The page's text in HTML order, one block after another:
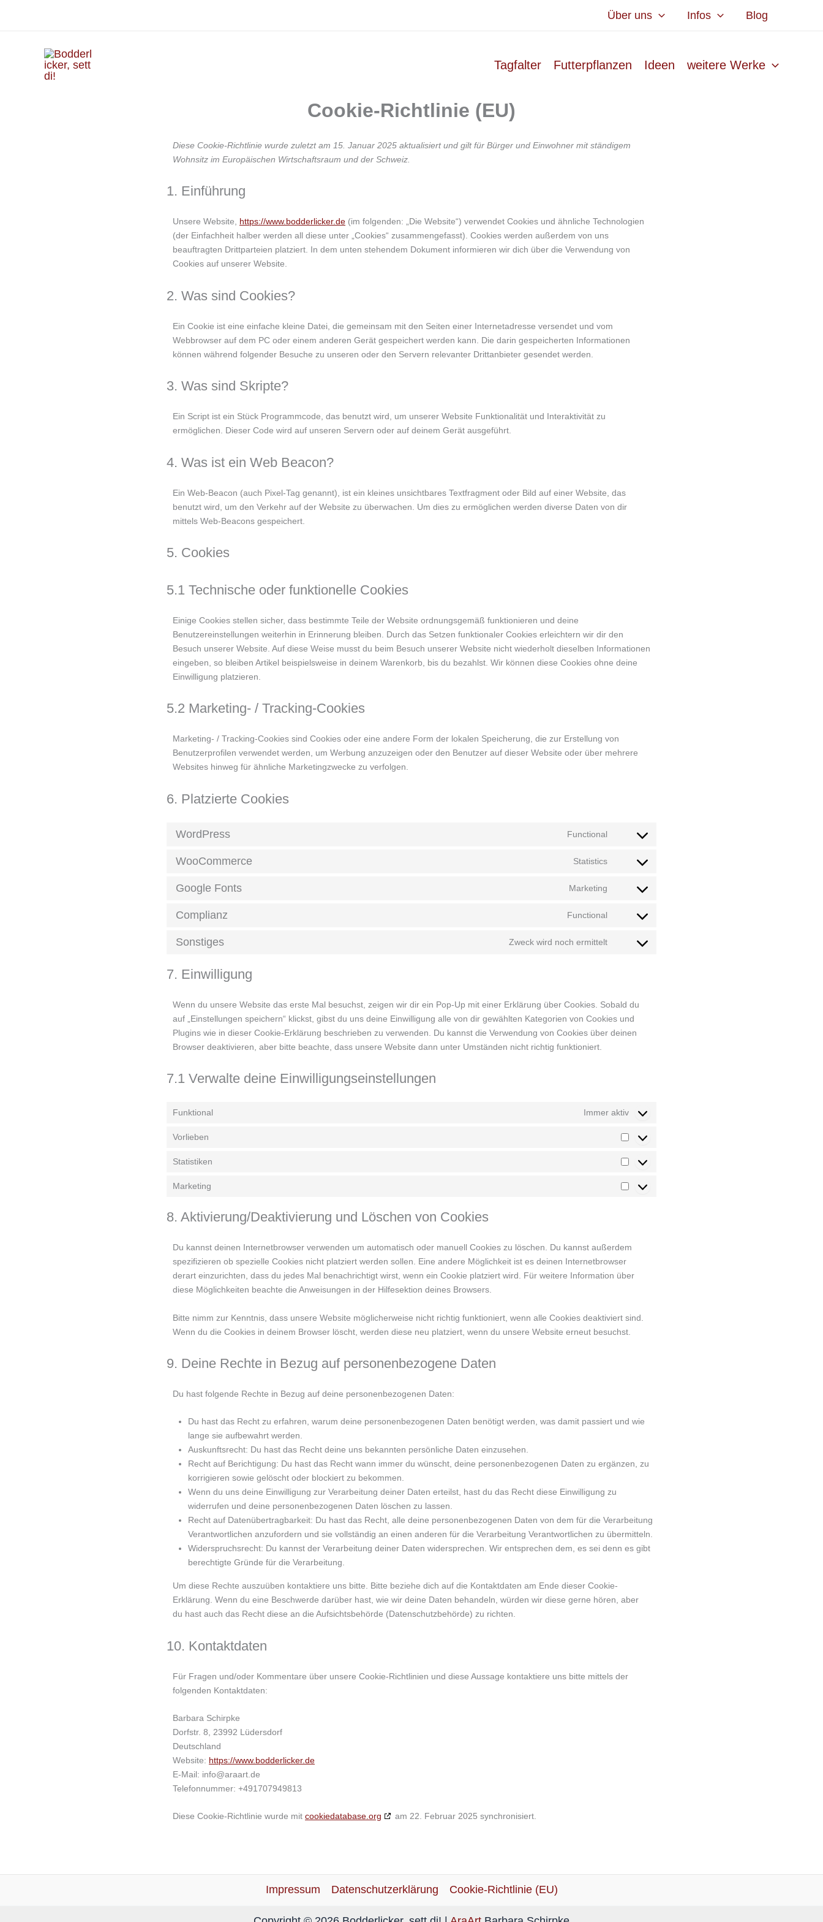
Über uns Infos Blog
Tagfalter Futterpflanzen Ideen weitere Werke
Cookie-Richtlinie (EU)
Diese Cookie-Richtlinie wurde zuletzt am 15. Januar 2025 aktualisiert und gilt für Bürger und Einwohner mit ständigem
Wohnsitz im Europäischen Wirtschaftsraum und der Schweiz.
1. Einführung
Unsere Website, https://www.bodderlicker.de (im folgenden: „Die Website“) verwendet Cookies und ähnliche Technologien
(der Einfachheit halber werden all diese unter „Cookies“ zusammengefasst). Cookies werden außerdem von uns
beauftragten Drittparteien platziert. In dem unten stehendem Dokument informieren wir dich über die Verwendung von
Cookies auf unserer Website.
2. Was sind Cookies?
Ein Cookie ist eine einfache kleine Datei, die gemeinsam mit den Seiten einer Internetadresse versendet und vom
Webbrowser auf dem PC oder einem anderen Gerät gespeichert werden kann. Die darin gespeicherten Informationen
können während folgender Besuche zu unseren oder den Servern relevanter Drittanbieter gesendet werden.
3. Was sind Skripte?
Ein Script ist ein Stück Programmcode, das benutzt wird, um unserer Website Funktionalität und Interaktivität zu
ermöglichen. Dieser Code wird auf unseren Servern oder auf deinem Gerät ausgeführt.
4. Was ist ein Web Beacon?
Ein Web-Beacon (auch Pixel-Tag genannt), ist ein kleines unsichtbares Textfragment oder Bild auf einer Website, das
benutzt wird, um den Verkehr auf der Website zu überwachen. Um dies zu ermöglichen werden diverse Daten von dir
mittels Web-Beacons gespeichert.
5. Cookies
5.1 Technische oder funktionelle Cookies
Einige Cookies stellen sicher, dass bestimmte Teile der Website ordnungsgemäß funktionieren und deine
Benutzereinstellungen weiterhin in Erinnerung bleiben. Durch das Setzen funktionaler Cookies erleichtern wir dir den
Besuch unserer Website. Auf diese Weise musst du beim Besuch unserer Website nicht wiederholt dieselben Informationen
eingeben, so bleiben Artikel beispielsweise in deinem Warenkorb, bis du bezahlst. Wir können diese Cookies ohne deine
Einwilligung platzieren.
5.2 Marketing- / Tracking-Cookies
Marketing- / Tracking-Cookies sind Cookies oder eine andere Form der lokalen Speicherung, die zur Erstellung von
Benutzerprofilen verwendet werden, um Werbung anzuzeigen oder den Benutzer auf dieser Website oder über mehrere
Websites hinweg für ähnliche Marketingzwecke zu verfolgen.
6. Platzierte Cookies
WordPress Functional
Consent
service
WooCommerce Statistics
Consent
service
Google Fonts Marketing
Consent
service
Complianz Functional
Consent
service
Sonstiges Zweck wird noch ermittelt
Consent
7. Einwilligung
Wenn du unsere Website das erste Mal besuchst, zeigen wir dir ein Pop-Up mit einer Erklärung über Cookies. Sobald du
auf „Einstellungen speichern“ klickst, gibst du uns deine Einwilligung alle von dir gewählten Kategorien von Cookies und
Plugins wie in dieser Cookie-Erklärung beschrieben zu verwenden. Du kannst die Verwendung von Cookies über deinen
Browser deaktivieren, aber bitte beachte, dass unsere Website dann unter Umständen nicht richtig funktioniert.
7.1 Verwalte deine Einwilligungseinstellungen
Funktional Immer aktiv
Vorlieben
Vorlieben
Statistiken
Statistiken
Marketing
Marketing
8. Aktivierung/Deaktivierung und Löschen von Cookies
Du kannst deinen Internetbrowser verwenden um automatisch oder manuell Cookies zu löschen. Du kannst außerdem
spezifizieren ob spezielle Cookies nicht platziert werden sollen. Eine andere Möglichkeit ist es deinen Internetbrowser
derart einzurichten, dass du jedes Mal benachrichtigt wirst, wenn ein Cookie platziert wird. Für weitere Information über
diese Möglichkeiten beachte die Anweisungen in der Hilfesektion deines Browsers.
Bitte nimm zur Kenntnis, dass unsere Website möglicherweise nicht richtig funktioniert, wenn alle Cookies deaktiviert sind.
Wenn du die Cookies in deinem Browser löscht, werden diese neu platziert, wenn du unsere Website erneut besuchst.
9. Deine Rechte in Bezug auf personenbezogene Daten
Du hast folgende Rechte in Bezug auf deine personenbezogenen Daten:
Du hast das Recht zu erfahren, warum deine personenbezogenen Daten benötigt werden, was damit passiert und wie
lange sie aufbewahrt werden.
Auskunftsrecht: Du hast das Recht deine uns bekannten persönliche Daten einzusehen.
Recht auf Berichtigung: Du hast das Recht wann immer du wünscht, deine personenbezogenen Daten zu ergänzen, zu
korrigieren sowie gelöscht oder blockiert zu bekommen.
Wenn du uns deine Einwilligung zur Verarbeitung deiner Daten erteilst, hast du das Recht diese Einwilligung zu
widerrufen und deine personenbezogenen Daten löschen zu lassen.
Recht auf Datenübertragbarkeit: Du hast das Recht, alle deine personenbezogenen Daten von dem für die Verarbeitung
Verantwortlichen anzufordern und sie vollständig an einen anderen für die Verarbeitung Verantwortlichen zu übermitteln.
Widerspruchsrecht: Du kannst der Verarbeitung deiner Daten widersprechen. Wir entsprechen dem, es sei denn es gibt
berechtigte Gründe für die Verarbeitung.
Um diese Rechte auszuüben kontaktiere uns bitte. Bitte beziehe dich auf die Kontaktdaten am Ende dieser Cookie-
Erklärung. Wenn du eine Beschwerde darüber hast, wie wir deine Daten behandeln, würden wir diese gerne hören, aber
du hast auch das Recht diese an die Aufsichtsbehörde (Datenschutzbehörde) zu richten.
10. Kontaktdaten
Für Fragen und/oder Kommentare über unsere Cookie-Richtlinien und diese Aussage kontaktiere uns bitte mittels der
folgenden Kontaktdaten:
Barbara Schirpke
Dorfstr. 8, 23992 Lüdersdorf
Deutschland
Website: https://www.bodderlicker.de
E-Mail: info@araart.de
Telefonnummer: +491707949813
Diese Cookie-Richtlinie wurde mit cookiedatabase.org am 22. Februar 2025 synchronisiert.
Impressum Datenschutzerklärung Cookie-Richtlinie (EU)